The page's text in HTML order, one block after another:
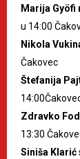
Marija Gyöfi
u 14:00
Nikola
Čakovec
Štefanija
Zdravko
13:30
Siniša Klarić